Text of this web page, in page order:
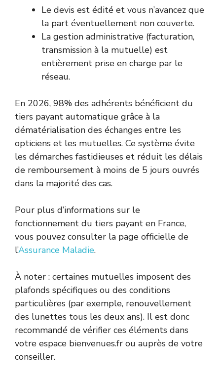
Le devis est édité et vous n’avancez que
la part éventuellement non couverte.
La gestion administrative (facturation,
transmission à la mutuelle) est
entièrement prise en charge par le
réseau.
En 2026, 98% des adhérents bénéficient du
tiers payant automatique grâce à la
dématérialisation des échanges entre les
opticiens et les mutuelles. Ce système évite
les démarches fastidieuses et réduit les délais
de remboursement à moins de 5 jours ouvrés
dans la majorité des cas.
Pour plus d’informations sur le
fonctionnement du tiers payant en France,
vous pouvez consulter la page officielle de
l’Assurance Maladie.
À noter : certaines mutuelles imposent des
plafonds spécifiques ou des conditions
particulières (par exemple, renouvellement
des lunettes tous les deux ans). Il est donc
recommandé de vérifier ces éléments dans
votre espace bienvenues.fr ou auprès de votre
conseiller.